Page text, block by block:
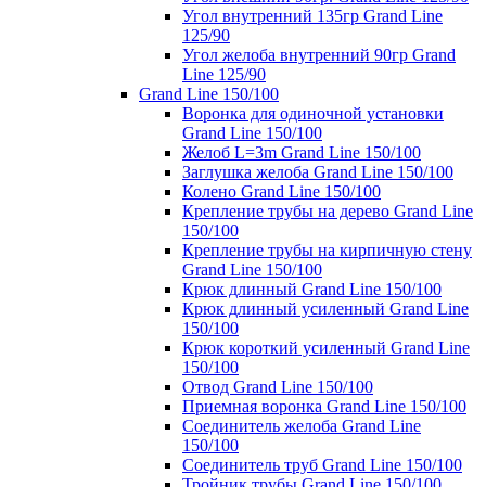
Угол внутренний 135гр Grand Line
125/90
Угол желоба внутренний 90гр Grand
Line 125/90
Grand Line 150/100
Воронка для одиночной установки
Grand Line 150/100
Желоб L=3m Grand Line 150/100
Заглушка желоба Grand Line 150/100
Колено Grand Line 150/100
Крепление трубы на дерево Grand Line
150/100
Крепление трубы на кирпичную стену
Grand Line 150/100
Крюк длинный Grand Line 150/100
Крюк длинный усиленный Grand Line
150/100
Крюк короткий усиленный Grand Line
150/100
Отвод Grand Line 150/100
Приемная воронка Grand Line 150/100
Соединитель желоба Grand Line
150/100
Соединитель труб Grand Line 150/100